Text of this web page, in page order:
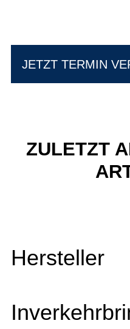
JETZT TERMIN
ZULETZT
Hersteller